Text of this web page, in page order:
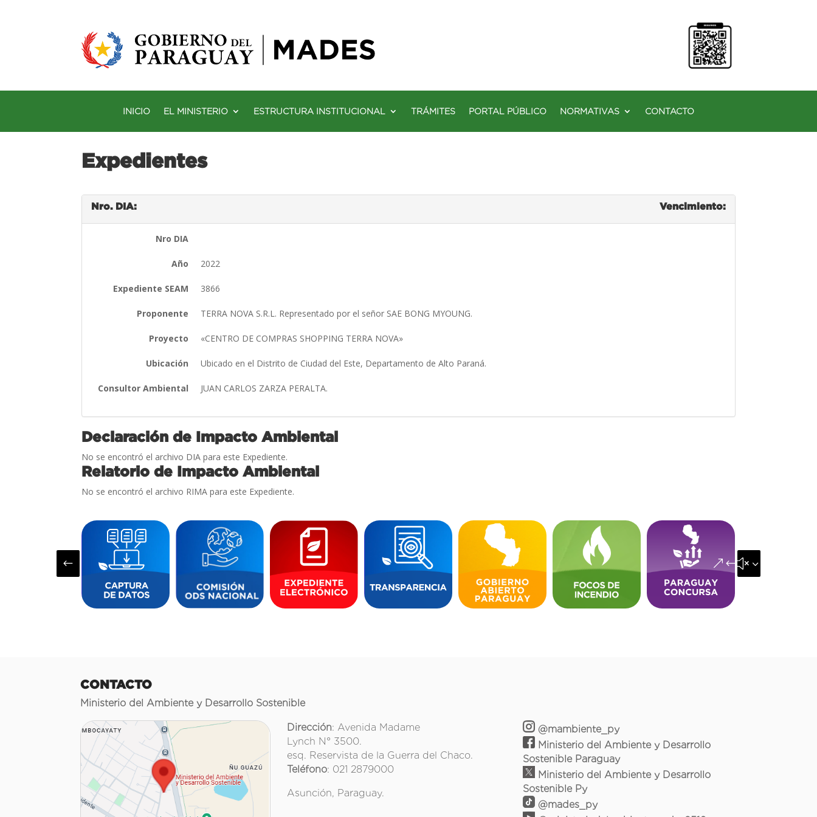
INICIO EL MINISTERIO ESTRUCTURA INSTITUCIONAL TRÁMITES PORTAL PÚBLICO NORMATIVAS CONTACTO
Expedientes
Nro. DIA: Vencimiento:
Nro DIA
Año 2022
Expediente SEAM 3866
Proponente TERRA NOVA S.R.L. Representado por el señor SAE BONG MYOUNG.
Proyecto «CENTRO DE COMPRAS SHOPPING TERRA NOVA»
Ubicación Ubicado en el Distrito de Ciudad del Este, Departamento de Alto Paraná.
Consultor Ambiental JUAN CARLOS ZARZA PERALTA.
Declaración de Impacto Ambiental
No se encontró el archivo DIA para este Expediente.
Relatorio de Impacto Ambiental
No se encontró el archivo RIMA para este Expediente.
# &#x35;
CONTACTO
Ministerio del Ambiente y Desarrollo Sostenible
Dirección: Avenida Madame
Lynch N° 3500.
esq. Reservista de la Guerra del Chaco.
Teléfono: 021 2879000
Asunción, Paraguay.
@mambiente_py
Ministerio del Ambiente y Desarrollo
Sostenible Paraguay
Ministerio del Ambiente y Desarrollo
Sostenible Py
@mades_py